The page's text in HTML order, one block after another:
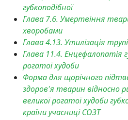
губкоподібної
Глава 7.6. Умертвіння
хворобами
Глава 4.13. Утилізація
Глава 11.4. Енцефалопатія
рогатої худоби
Форма для щорічного
здоров'я тварин відносно
великої рогатої худоби
країни учасниці СОЗТ